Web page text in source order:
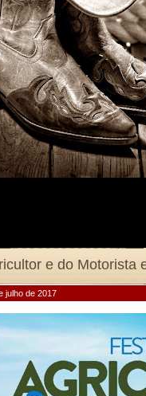
e do Motorista
julho de 2017